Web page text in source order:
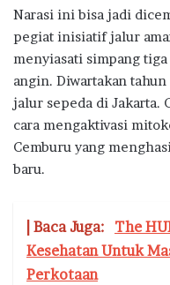
Narasi ini bisa jadi
pegiat inisiatif jalur
menyiasati simpang
angin. Diwartakan
jalur sepeda di Jakarta.
cara mengaktivasi
Cemburu yang
baru.
| Baca Juga:
The
Kesehatan Untuk
Perkotaan